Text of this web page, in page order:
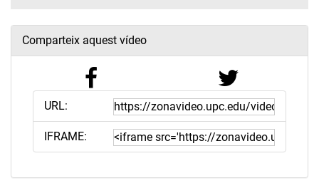
Comparteix aquest vídeo
URL:
IFRAME: